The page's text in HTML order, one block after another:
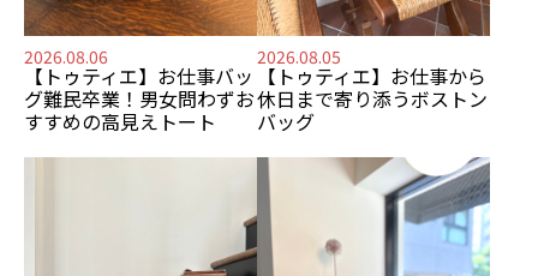
2026.08.06
【トゥティエ】 お仕事バッ
グ難民卒業！ 男女問わずお
すすめの高見えトート
2026.08.05
【トゥティエ】 お仕事から
休日まで寄り添うボストン
バッグ